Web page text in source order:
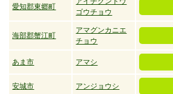
愛知郡東郷町
ゴウチョウ
海部郡蟹江町
アマグンカニエ
チョウ
あま市 アマシ
安城市 アンジョウシ